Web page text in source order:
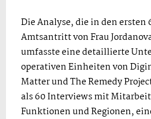
Die Analyse, die in den ersten
Amtsantritt von Frau
umfasste eine detaillierte
operativen Einheiten von
Matter und The Remedy
als 60 Interviews mit
Funktionen und Regionen,